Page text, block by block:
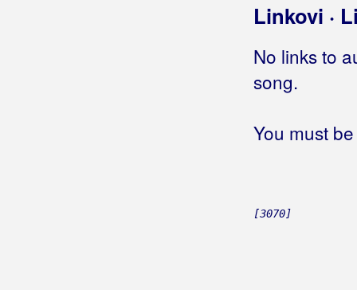
Linkovi ·
No links to
song.
You must
[3070]